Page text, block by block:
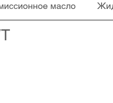
масло